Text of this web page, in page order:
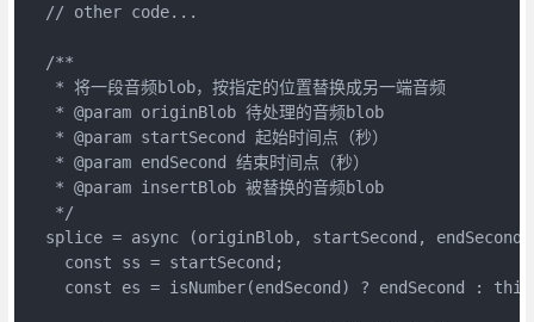
  // other code...
  /**
   * 将一段音频blob，按指定的位置替换成另一端音频
   * @param originBlob 待处理的音频blob
   * @param startSecond 起始时间点（秒）
   * @param endSecond 结束时间点（秒）
   * @param insertBlob 被替换的音频blob
   */
splice = async (originBlob, startSecond,
    const ss = startSecond;
const es = isNumber(endSecond) ? endSecond :